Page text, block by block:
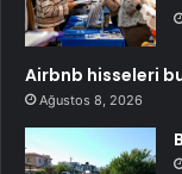
Airbnb hisseleri
Ağustos 8, 2026